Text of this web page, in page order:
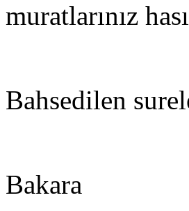
muratlarınız
Bahsedilen
Bakara